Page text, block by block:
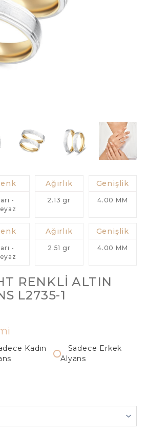
-
Ağırlık
2.13 gr
Genişlik
4.00 MM
-
Ağırlık
2.51 gr
Genişlik
4.00 MM
RENKLI ALTIN
L2735-1
Kadın
Sadece Erkek
Alyans